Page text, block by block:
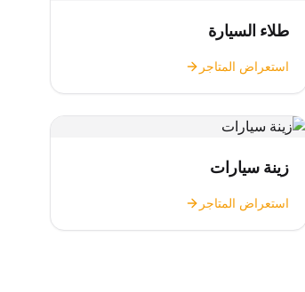
طلاء السيارة
استعراض المتاجر
زينة سيارات
استعراض المتاجر